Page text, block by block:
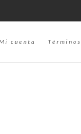
cuenta